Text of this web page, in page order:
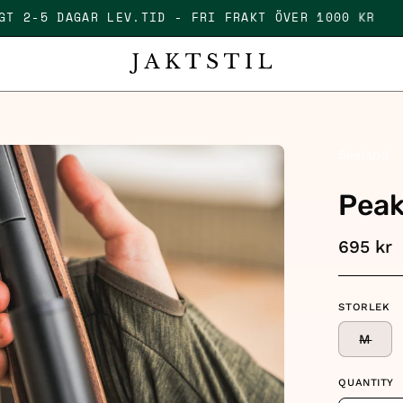
2-5 DAGAR LEV.TID - FRI FRAKT ÖVER 1000
695 kr
STORLEK
M
QUANTITY